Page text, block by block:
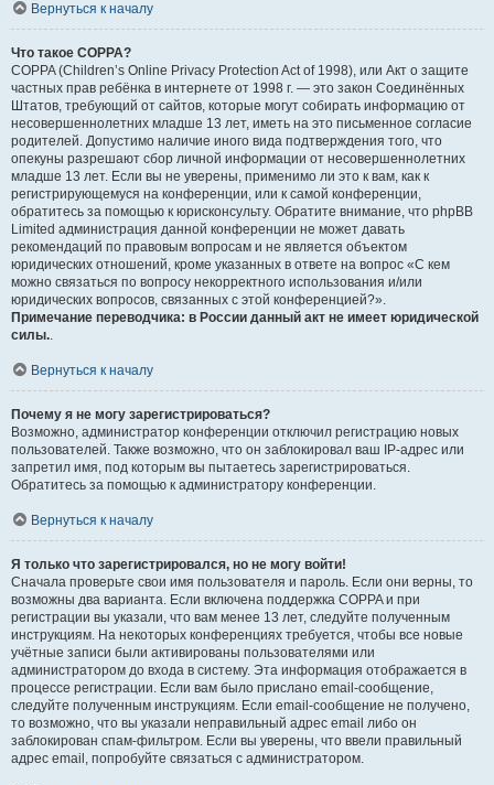
Вернуться к началу
Что такое COPPA?
COPPA (Children’s Online Privacy Protection Act of 1998), или Акт о защите
частных прав ребёнка в интернете от 1998 г. — это закон Соединённых
Штатов, требующий от сайтов, которые могут собирать информацию от
несовершеннолетних младше 13 лет, иметь на это письменное согласие
родителей. Допустимо наличие иного вида подтверждения того, что
опекуны разрешают сбор личной информации от несовершеннолетних
младше 13 лет. Если вы не уверены, применимо ли это к вам, как к
регистрирующемуся на конференции, или к самой конференции,
обратитесь за помощью к юрисконсульту. Обратите внимание, что phpBB
Limited администрация данной конференции не может давать
рекомендаций по правовым вопросам и не является объектом
юридических отношений, кроме указанных в ответе на вопрос «С кем
можно связаться по вопросу некорректного использования и/или
юридических вопросов, связанных с этой конференцией?».
Примечание переводчика: в России данный акт не имеет юридической
силы..
Вернуться к началу
Почему я не могу зарегистрироваться?
Возможно, администратор конференции отключил регистрацию новых
пользователей. Также возможно, что он заблокировал ваш IP-адрес или
запретил имя, под которым вы пытаетесь зарегистрироваться.
Обратитесь за помощью к администратору конференции.
Вернуться к началу
Я только что зарегистрировался, но не могу войти!
Сначала проверьте свои имя пользователя и пароль. Если они верны, то
возможны два варианта. Если включена поддержка COPPA и при
регистрации вы указали, что вам менее 13 лет, следуйте полученным
инструкциям. На некоторых конференциях требуется, чтобы все новые
учётные записи были активированы пользователями или
администратором до входа в систему. Эта информация отображается в
процессе регистрации. Если вам было прислано email-сообщение,
следуйте полученным инструкциям. Если email-сообщение не получено,
то возможно, что вы указали неправильный адрес email либо он
заблокирован спам-фильтром. Если вы уверены, что ввели правильный
адрес email, попробуйте связаться с администратором.